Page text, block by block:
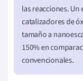
las reacciones.
catalizadores de
tamaño a
150% en
convencionales.